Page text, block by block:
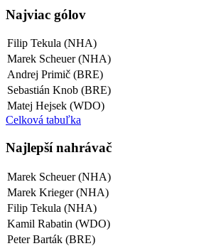
Najviac gólov
Filip Tekula (NHA)
Marek Scheuer (NHA)
Andrej Primič (BRE)
Sebastián Knob (BRE)
Matej Hejsek (WDO)
Celková tabuľka
Najlepší­ nahrávač
Marek Scheuer (NHA)
Marek Krieger (NHA)
Filip Tekula (NHA)
Kamil Rabatin (WDO)
Peter Barták (BRE)